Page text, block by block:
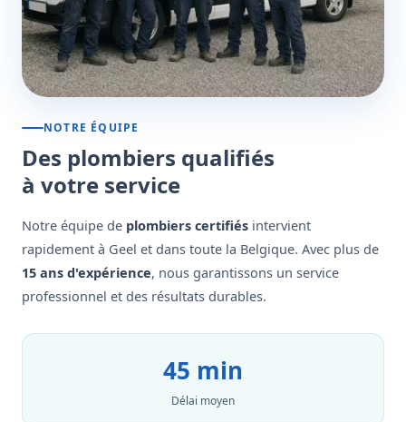
NOTRE ÉQUIPE
Des plombiers qualifiés
à votre service
Notre équipe de plombiers certifiés intervient
rapidement à Geel et dans toute la Belgique. Avec plus de
15 ans d'expérience, nous garantissons un service
professionnel et des résultats durables.
45 min
Délai moyen